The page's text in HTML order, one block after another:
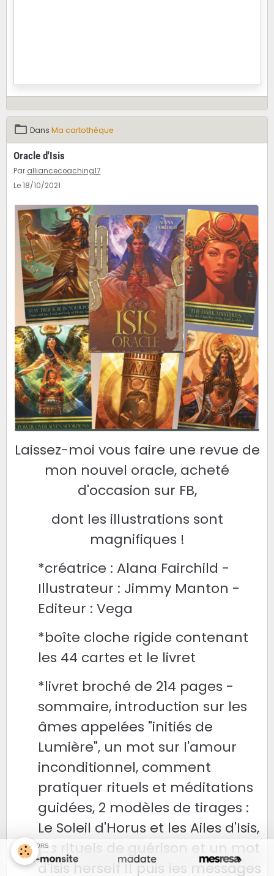
Dans Ma cartothèque
Oracle d'Isis
Par alliancecoaching17
Le 18/10/2021
Laissez-moi vous faire une revue de
mon nouvel oracle, acheté
d'occasion sur FB,
dont les illustrations sont
magnifiques !
*créatrice : Alana Fairchild -
Illustrateur : Jimmy Manton -
Editeur : Vega
*boîte cloche rigide contenant
les 44 cartes et le livret
*livret broché de 214 pages -
sommaire, introduction sur les
âmes appelées "initiés de
Lumière", un mot sur l'amour
inconditionnel, comment
pratiquer rituels et méditations
guidées, 2 modèles de tirages :
Le Soleil d'Horus et les Ailes d'Isis,
les rituels de guérison et un mot
d'Isis herself !! puis les messages
SPONSORS